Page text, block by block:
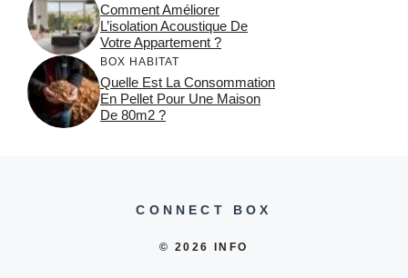
Comment Améliorer
L’isolation Acoustique De
Votre Appartement ?
BOX HABITAT
Quelle Est La Consommation
En Pellet Pour Une Maison
De 80m2 ?
CONNECT BOX
© 2026 INFO